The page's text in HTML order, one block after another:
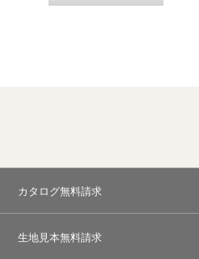
カタログ無料請求
生地見本無料請求